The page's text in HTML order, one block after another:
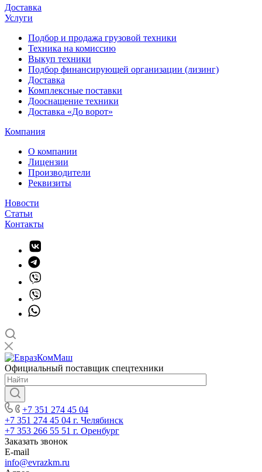
Доставка
Услуги
Подбор и продажа грузовой техники
Техника на комиссию
Выкуп техники
Подбор финансирующей организации (лизинг)
Доставка
Комплексные поставки
Дооснащение техники
Доставка «До ворот»
Компания
О компании
Лицензии
Производители
Реквизиты
Новости
Статьи
Контакты
Официальный поставщик спецтехники
+7 351 274 45 04
+7 351 274 45 04 г. Челябинск
+7 353 266 55 51 г. Оренбург
Заказать звонок
E-mail
info@evrazkm.ru